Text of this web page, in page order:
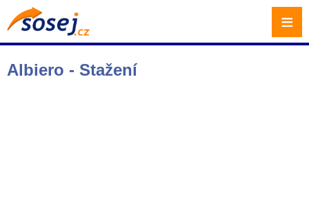
Albiero - Stažení
≡